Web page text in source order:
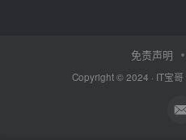
免责声明
Copyright © 2024 · IT宝哥